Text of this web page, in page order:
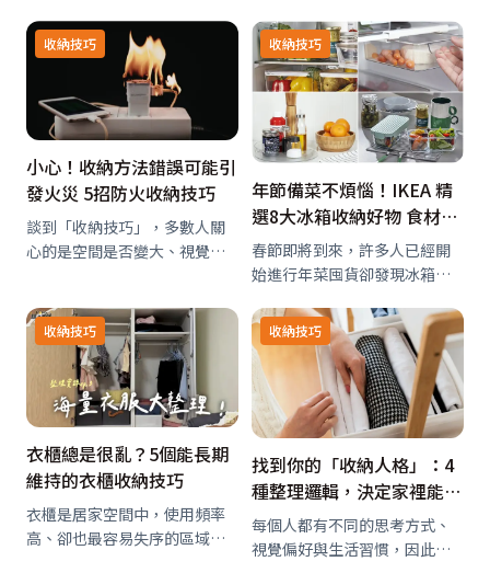
用完東西後可以不假思索地隨
手收好，那麼就算東西丟得到
處都是，也能在一天的尾聲輕
鬆收拾，讓家中隨時保持整
潔。
種場景！其實，很多時候並不
是孩子故意不收，而是家長在
設計收納方式或陪伴過程中，
用錯了方法。現在就跟著專業
整理師了解親子收納…
收納技巧
小心！收納方法錯誤可能引
發火災 5招防火收納技巧
談到「收納技巧」，多數人關
心的是空間是否變大、視覺是
正是許多火災風險的起點！根
據消防單位指出，雜物堆積、
電線收納不當、逃生動線受
阻，都是導致居家火災…
收納技巧
年節備菜不煩惱！IKEA 精
選8大冰箱收納好物 食材分
類又省空間
春節即將到來，許多人已經開
始進行年菜囤貨卻發現冰箱不
收納好物，透過各種聰明的設
計，將食材分門別類又能增加
儲物空間。不論是過年前備好
的生鮮食材，或是年節期間吃
不完的年菜、…
收納技巧
衣櫃總是很亂？5個能長期
維持的衣櫃收納技巧
衣櫃是居家空間中，使用頻率
高、卻也最容易失序的區域。
收納技巧
找到你的「收納人格」：4
種整理邏輯，決定家裡能不
能維持整齊
每個人都有不同的思考方式、
視覺偏好與生活習慣，因此整